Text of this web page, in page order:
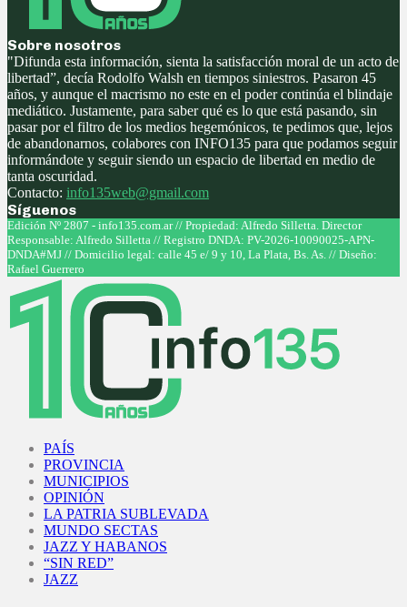
Sobre nosotros
"Difunda esta información, sienta la satisfacción moral de un acto de
libertad”, decía Rodolfo Walsh en tiempos siniestros. Pasaron 45
años, y aunque el macrismo no este en el poder continúa el blindaje
mediático. Justamente, para saber qué es lo que está pasando, sin
pasar por el filtro de los medios hegemónicos, te pedimos que, lejos
de abandonarnos, colabores con INFO135 para que podamos seguir
informándote y seguir siendo un espacio de libertad en medio de
tanta oscuridad.
Contacto: info135web@gmail.com
Síguenos
Facebook
Twitter
Instagram
Youtube
Edición Nº 2807 - info135.com.ar // Propiedad: Alfredo Silletta. Director
Responsable: Alfredo Silletta // Registro DNDA: PV-2026-10090025-APN-
DNDA#MJ // Domicilio legal: calle 45 e/ 9 y 10, La Plata, Bs. As. // Diseño:
Rafael Guerrero
PAÍS
PROVINCIA
MUNICIPIOS
OPINIÓN
LA PATRIA SUBLEVADA
MUNDO SECTAS
JAZZ Y HABANOS
“SIN RED”
JAZZ